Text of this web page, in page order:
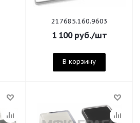
217685.160.9603
1 100руб./шт
В корзину